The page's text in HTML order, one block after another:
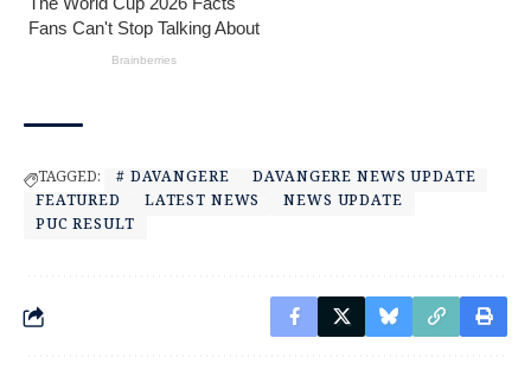
TAGGED: # DAVANGERE
DAVANGERE NEWS UPDATE
FEATURED
LATEST NEWS
NEWS UPDATE
PUC RESULT